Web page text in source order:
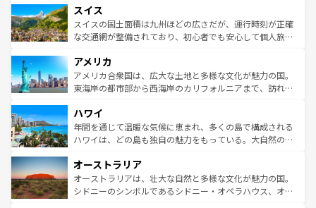
れる地方に足を運ぶとそれぞれで全く異なる文化を体験で
きるだろう。 なお、新着のフランス情報はコンテンツ一覧
を参照してほしい。
は、お酒好きな人にはぜひ体験してほしい。 なお、新着の
ドイツ情報はコンテンツ一覧を参照してほしい。
リアごとに異なる魅力がある。また、優雅なアフタヌーン
ティー、ビール好きにはたまらない英国パブ、サッカー観
戦など、本場だからこそできる体験も豊富。イギリスを旅
ンツ一覧を参照してほしい。
スイス
スイスの国土面積は九州ほどの広さだが、運行時刻が正確
な交通網が整備されており、初心者でも安心して個人旅行
の建物がそのまま残る町や、スイスならではのユニークな
博物館もあり、アルプス観光だけでなく町歩きも満喫する
ことができる。国民の所得が高いため物価も高いが、旅行
ば市内交通費無料で観光を楽しむこともできる。 なお、新
着のスイス情報はコンテンツ一覧 を参照してほしい。
アメリカ
アメリカ合衆国は、広大な土地と多様な文化が魅力の国。
東海岸の都市部から西海岸のカリフォルニアまで、訪れる
のような巨大都市は、観光、ショッピング、エンターテイ
ンメントが詰まった刺激的なスポットだ。一方、アメリカ
西部には大自然が広がり、グランドキャニオンやイエロー
部のニューオーリンズでは、音楽と美食が融合した独特の
文化が魅力。旅行者はアメリカの各地域で異なる魅力を楽
しみながら、その多様性と豊かな歴史を感じることができ
ハワイ
年間を通じて温暖な気候に恵まれ、多くの島で構成される
ハワイは、どの島も独自の魅力をもっている。大自然の神
ワイ島は見逃せない。また、定番の観光地といえばオアフ
島だが、静かな自然を求めるならマウイ島やカウアイ島が
おすすめ。エメラルドグリーンに輝く海をはじめ、豊かな
オーストラリア
オーストラリアは、壮大な自然と多様な文化が魅力の国。
シドニーのシンボルであるシドニー・オペラハウス、オー